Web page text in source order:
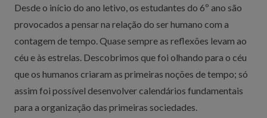
Desde o início do ano letivo, os estudantes do 6º ano são
provocados a pensar na relação do ser humano com a
contagem de tempo. Quase sempre as reflexões levam ao
céu e às estrelas. Descobrimos que foi olhando para o céu
que os humanos criaram as primeiras noções de tempo; só
assim foi possível desenvolver calendários fundamentais
para a organização das primeiras sociedades.